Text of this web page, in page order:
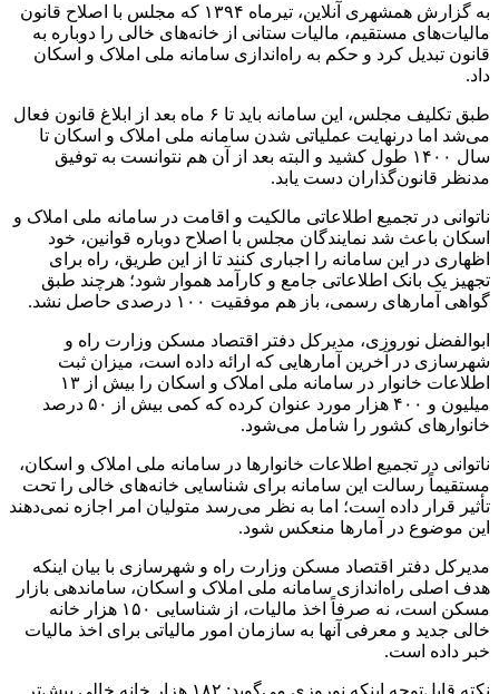
به گزارش همشهری آنلاین، تیرماه ۱۳۹۴ که مجلس با اصلاح قانون
مالیات‌های مستقیم، مالیات ستانی از خانه‌های خالی را دوباره به
قانون تبدیل کرد و حکم به راه‌اندازی سامانه ملی املاک و اسکان
داد.
طبق تکلیف مجلس، این سامانه باید تا ۶ ماه بعد از ابلاغ قانون فعال
می‌شد اما درنهایت عملیاتی شدن سامانه ملی املاک و اسکان تا
سال ۱۴۰۰ طول کشید و البته بعد از آن هم نتوانست به توفیق
مدنظر قانون‌گذاران دست یابد.
ناتوانی در تجمیع اطلاعاتی مالکیت و اقامت در سامانه ملی املاک و
اسکان باعث شد نمایندگان مجلس با اصلاح دوباره قوانین، خود
اظهاری در این سامانه را اجباری کنند تا از این طریق، راه برای
تجهیز یک بانک اطلاعاتی جامع و کارآمد هموار شود؛ هرچند طبق
گواهی آمارهای رسمی، باز هم موفقیت ۱۰۰ درصدی حاصل نشد.
ابوالفضل نوروزی، مدیرکل دفتر اقتصاد مسکن وزارت راه و
شهرسازی در آخرین آمارهایی که ارائه داده است، میزان ثبت
اطلاعات خانوار در سامانه ملی املاک و اسکان را بیش از ۱۳
میلیون و ۴۰۰ هزار مورد عنوان کرده که کمی بیش از ۵۰ درصد
خانوارهای کشور را شامل می‌شود.
ناتوانی در تجمیع اطلاعات خانوارها در سامانه ملی املاک و اسکان،
مستقیماً رسالت این سامانه برای شناسایی خانه‌های خالی را تحت
تأثیر قرار داده است؛ اما به نظر می‌رسد متولیان امر اجازه نمی‌دهند
این موضوع در آمارها منعکس شود.
مدیرکل دفتر اقتصاد مسکن وزارت راه و شهرسازی با بیان اینکه
هدف اصلی راه‌اندازی سامانه ملی املاک و اسکان، ساماندهی بازار
مسکن است، نه صرفاً اخذ مالیات، از شناسایی ۱۵۰ هزار خانه
خالی جدید و معرفی آنها به سازمان امور مالیاتی برای اخذ مالیات
خبر داده است.
نکته قابل‌توجه اینکه نوروزی می‌گوید: ۱۸۲ هزار خانه خالی پیش‌تر